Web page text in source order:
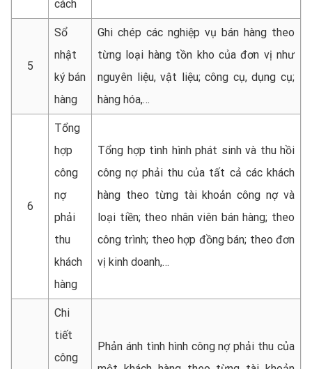
cách
5
Sổ
nhật
ký bán
hàng
Ghi chép các nghiệp vụ bán hàng theo
từng loại hàng tồn kho của đơn vị như
nguyên liệu, vật liệu; công cụ, dụng cụ;
hàng hóa,…
6
Tổng
hợp
công
nợ
phải
thu
khách
hàng
Tổng hợp tình hình phát sinh và thu hồi
công nợ phải thu của tất cả các khách
hàng theo từng tài khoản công nợ và
loại tiền; theo nhân viên bán hàng; theo
công trình; theo hợp đồng bán; theo đơn
vị kinh doanh,…
Chi
tiết
công
Phản ánh tình hình công nợ phải thu của